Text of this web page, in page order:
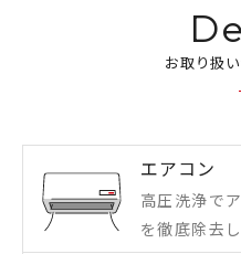
お取り扱
エアコン
高圧洗浄で
を徹底除去し